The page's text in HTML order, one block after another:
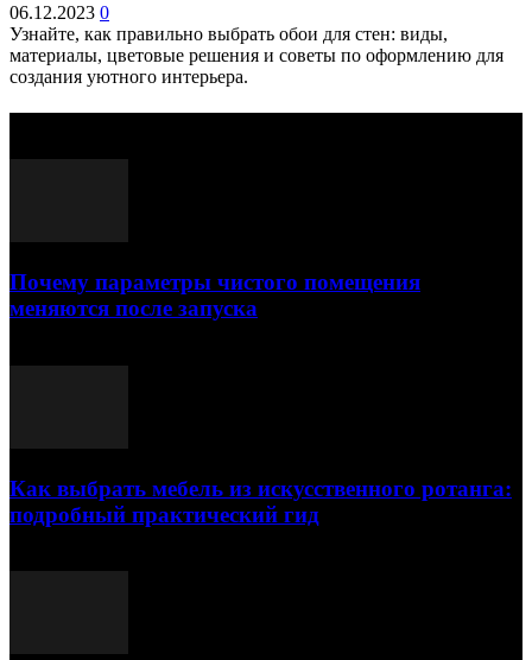
06.12.2023 0
Узнайте, как правильно выбрать обои для стен: виды,
материалы, цветовые решения и советы по оформлению для
создания уютного интерьера.
Почему параметры чистого помещения
меняются после запуска
Как выбрать мебель из искусственного ротанга:
подробный практический гид